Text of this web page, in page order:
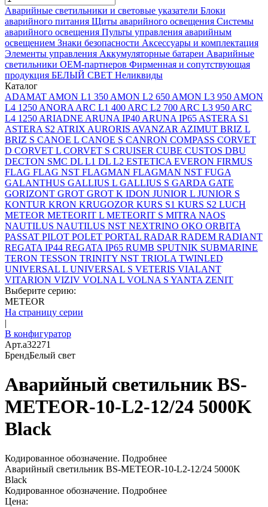
Аварийные светильники и световые указатели Блоки
аварийного питания Щиты аварийного освещения Системы
аварийного освещения Пульты управления аварийным
освещением Знаки безопасности Аксессуары и комплектация
Элементы управления Аккумуляторные батареи Аварийные
светильники ОЕМ-партнеров Фирменная и сопутствующая
продукция БЕЛЫЙ СВЕТ Неликвиды
Каталог
ADAMAT AMON L1 350 AMON L2 650 AMON L3 950 AMON
L4 1250 ANORA ARC L1 400 ARC L2 700 ARC L3 950 ARC
L4 1250 ARIADNE ARUNA IP40 ARUNA IP65 ASTERA S1
ASTERA S2 ATRIX AURORIS AVANZAR AZIMUT BRIZ L
BRIZ S CANOE L CANOE S CANRON COMPASS CORVET
D CORVET L CORVET S CRUISER CUBE CUSTOS DBU
DECTON SMC DL L1 DL L2 ESTETICA EVERON FIRMUS
FLAG FLAG NST FLAGMAN FLAGMAN NST FUGA
GALANTHUS GALLIUS L GALLIUS S GARDA GATE
GORIZONT GROT GROT K IDON JUNIOR L JUNIOR S
KONTUR KRON KRUGOZOR KURS S1 KURS S2 LUCH
METEOR METEORIT L METEORIT S MITRA NAOS
NAUTILUS NAUTILUS NST NEXTRINO OKO ORBITA
PASSAT PILOT POLET PORTAL RADAR RADEM RADIANT
REGATA IP44 REGATA IP65 RUMB SPUTNIK SUBMARINE
TERON TESSON TRINITY NST TRIOLA TWINLED
UNIVERSAL L UNIVERSAL S VETERIS VIALANT
VITARION VIZIV VOLNA L VOLNA S YANTA ZENIT
Выберите серию:
METEOR
На страницу серии
|
В конфигуратор
Арт.a32271
БрендБелый свет
Аварийный светильник BS-
METEOR-10-L2-12/24 5000K
Black
Кодированное обозначение. Подробнее
Аварийный светильник BS-METEOR-10-L2-12/24 5000K
Black
Кодированное обозначение. Подробнее
Цена: